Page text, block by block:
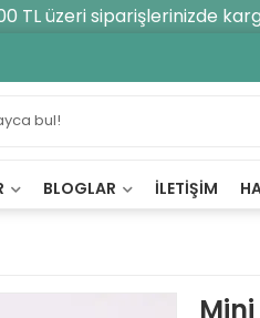
TL üzeri siparişlerinizde
BLOGLAR İLETIŞIM